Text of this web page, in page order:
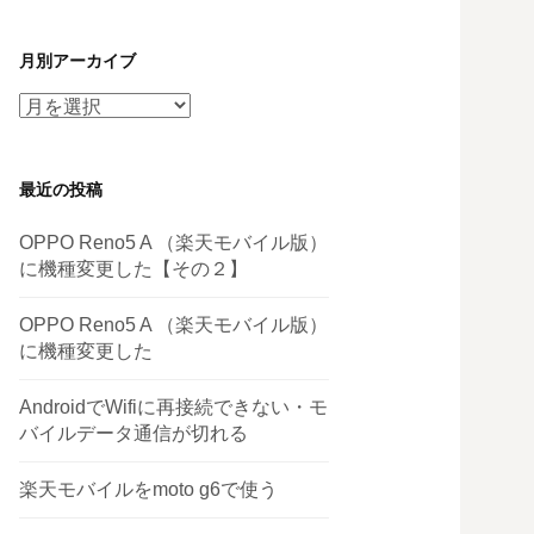
月別アーカイブ
月
ー
イ
ブ
最近の投稿
OPPO Reno5 A （楽天モバイル版）
に機種変更した【その２】
OPPO Reno5 A （楽天モバイル版）
に機種変更した
AndroidでWifiに再接続できない・モ
バイルデータ通信が切れる
楽天モバイルをmoto g6で使う